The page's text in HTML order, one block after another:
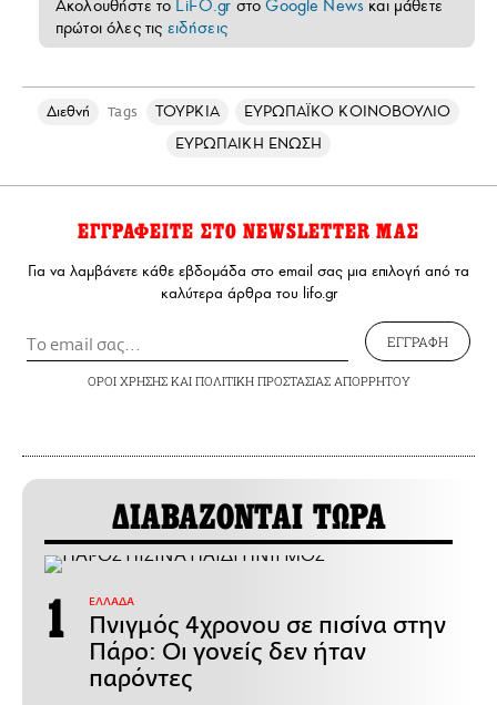
Ακολουθήστε το LiFO.gr στοGoogle News και μάθετε
πρώτοι όλες τις ειδήσεις
Διεθνή Tags ΤΟΥΡΚΙΑ
ΕΥΡΩΠΑΪΚΟ ΚΟΙΝΟΒΟΥΛΙΟ
ΕΥΡΩΠΑΙΚΗ ΕΝΩΣΗ
ΕΓΓΡΑΦΕΙΤΕ ΣΤΟ NEWSLETTER ΜΑΣ
Για να λαμβάνετε κάθε εβδομάδα στο email σας μια επιλογή από τα
καλύτερα άρθρα του lifo.gr
ΕΓΓΡΑΦΗ
ΟΡΟΙ ΧΡΗΣΗΣΚΑΙ ΠΟΛΙΤΙΚΗ ΠΡΟΣΤΑΣΙΑΣ ΑΠΟΡΡΗΤΟΥ
ΔΙΑΒΑΖΟΝΤΑΙ ΤΩΡΑ
ΕΛΛΑΔΑ
Πνιγμός 4χρονου σε πισίνα στην
Πάρο: Οι γονείς δεν ήταν
παρόντες